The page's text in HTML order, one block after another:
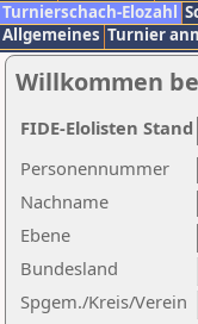
Turnierschach-Elozahl
Allgemeines Turnier
Willkommen
Nachname
Ebene
Personennummer
Bundesland
Spgem./Kreis/Verein
FIDE-Elolisten Stand